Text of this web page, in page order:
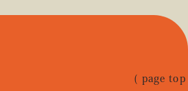
( page